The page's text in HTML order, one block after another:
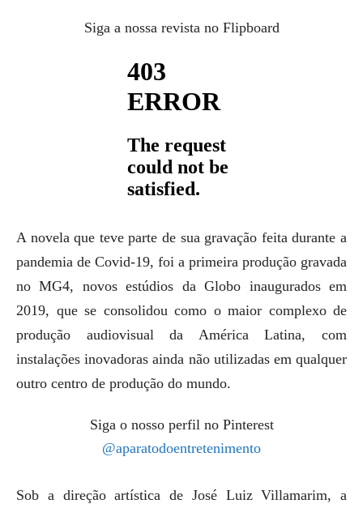
Siga a nossa revista no Flipboard
A novela que teve parte de sua gravação feita durante a
pandemia de Covid-19, foi a primeira produção gravada
no MG4, novos estúdios da Globo inaugurados em
2019, que se consolidou como o maior complexo de
produção audiovisual da América Latina, com
instalações inovadoras ainda não utilizadas em qualquer
outro centro de produção do mundo.
Siga o nosso perfil no Pinterest
@aparatodoentretenimento
Sob a direção artística de José Luiz Villamarim, a